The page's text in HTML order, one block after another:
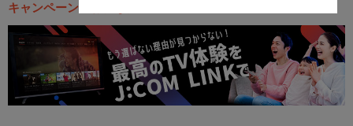
キャンペーン・お得な情報